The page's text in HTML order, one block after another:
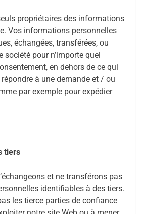
propriétaires des informations
Vos informations personnelles
échangées, transférées, ou
société pour n’importe quel
en dehors de ce qui
à une demande et / ou
par exemple pour expédier
tiers
et ne transférons pas
identifiables à des tiers.
les tierce parties de confiance